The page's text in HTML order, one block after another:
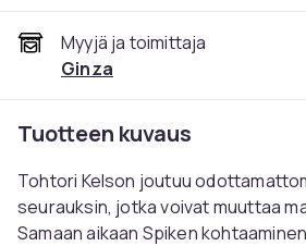
Myyjä ja toimittaja
Ginza
Tuotteen kuvaus
Tohtori Kelson joutuu
seurauksin, jotka voivat muuttaa
Samaan aikaan Spiken